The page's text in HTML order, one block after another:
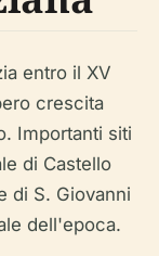
entro il XV
crescita
Importanti siti
di Castello
di S. Giovanni
dell'epoca.